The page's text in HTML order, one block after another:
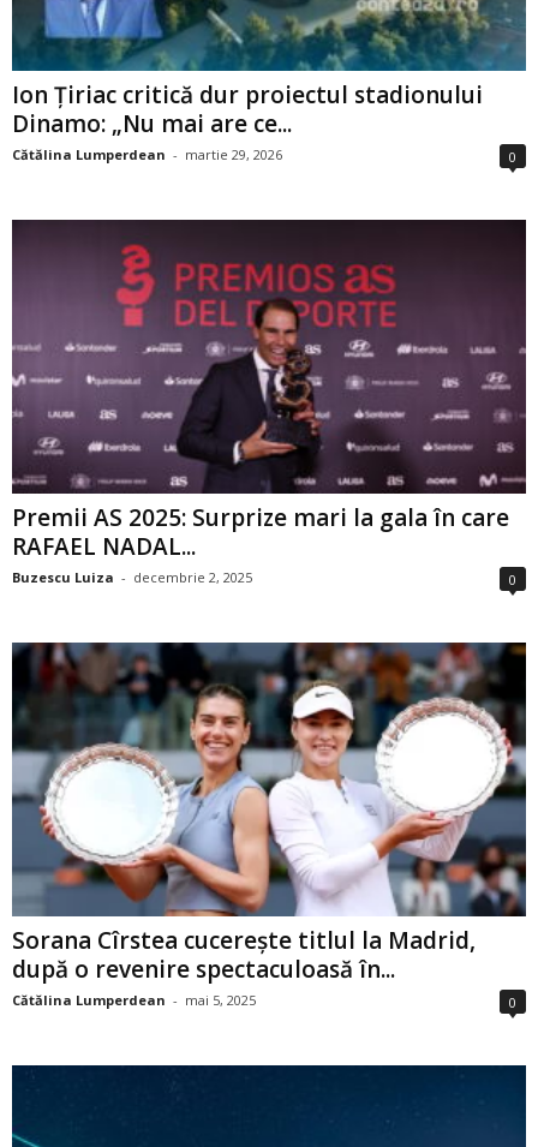
Ion Țiriac critică dur proiectul stadionului
Dinamo: „Nu mai are ce...
Cătălina Lumperdean - martie 29, 2026 0
Premii AS 2025: Surprize mari la gala în care
RAFAEL NADAL...
Buzescu Luiza - decembrie 2, 2025 0
Sorana Cîrstea cucerește titlul la Madrid,
după o revenire spectaculoasă în...
Cătălina Lumperdean - mai 5, 2025 0